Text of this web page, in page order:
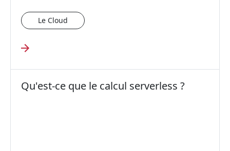
Le Cloud
Qu'est-ce que le calcul serverless ?